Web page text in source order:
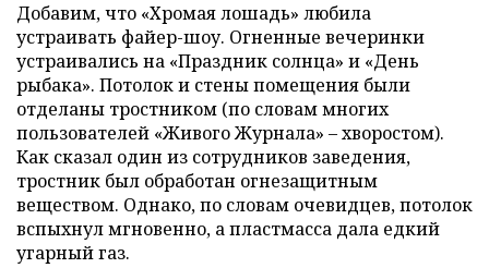
Добавим, что «Хромая лошадь» любила
устраивать файер-шоу. Огненные вечеринки
устраивались на «Праздник солнца» и «День
рыбака». Потолок и стены помещения были
отделаны тростником (по словам многих
пользователей «Живого Журнала» – хворостом).
Как сказал один из сотрудников заведения,
тростник был обработан огнезащитным
веществом. Однако, по словам очевидцев, потолок
вспыхнул мгновенно, а пластмасса дала едкий
угарный газ.